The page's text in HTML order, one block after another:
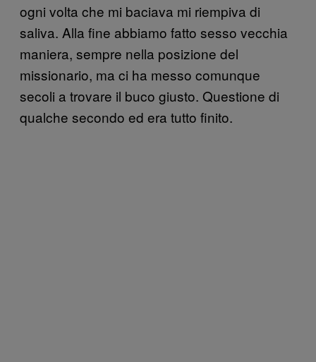
ogni volta che mi baciava mi riempiva di
saliva. Alla fine abbiamo fatto sesso vecchia
maniera, sempre nella posizione del
missionario, ma ci ha messo comunque
secoli a trovare il buco giusto. Questione di
qualche secondo ed era tutto finito.